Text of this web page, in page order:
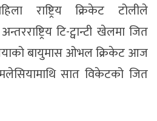
राष्ट्रिय क्रिकेट टोलीले
टि-ट्वान्टी खेलमा जित
बायुमासओभलक्रिकेट आज
सातविकेटको जित